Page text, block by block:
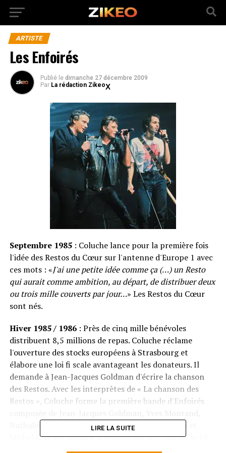
ARTISTE
Les Enfoirés
Publié le dimanche 27 décembre 2009
Par La rédaction Zikeo
Septembre 1985: Coluche lance pour la première fois
l'idée des Restos du Cœur sur l'antenne d'Europe 1 avec
ces mots : «J'ai une petite idée comme ça (…) un Resto
qui aurait comme ambition, au départ, de distribuer deux
ou trois mille couverts par jour…» Les Restos du Cœur
sont nés.
Hiver 1985 / 1986: Près de cinq mille bénévoles
distribuent 8,5 millions de repas. Coluche réclame
l'ouverture des stocks européens à Strasbourg et
élabore une loi fi scale avantageant les donateurs. Il
demande à Jean-Jacques Goldman d'écrire la chanson
des Restos. Avec les interprètes de « La chanson des
Restos », Coluche forme la première bande d'Enfoirés
Nathalie Baye, Catherine Deneuve, Michel Platini et
Michel Drucker. Malgré la disparition de Coluche, le 19
juin, les artistes se retrouvent sur le plateau d'une
LIRE LA SUITE